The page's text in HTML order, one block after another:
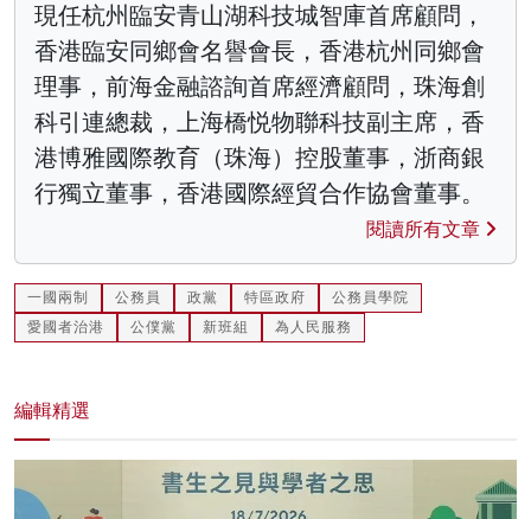
現任杭州臨安青山湖科技城智庫首席顧問，
香港臨安同鄉會名譽會長，香港杭州同鄉會
理事，前海金融諮詢首席經濟顧問，珠海創
科引連總裁，上海橋悦物聯科技副主席，香
港博雅國際教育（珠海）控股董事，浙商銀
行獨立董事，香港國際經貿合作協會董事。
閱讀所有文章
一國兩制 公務員 政黨 特區政府
公務員學院
愛國者治港
公僕黨 新班組 為人民服務
編輯精選